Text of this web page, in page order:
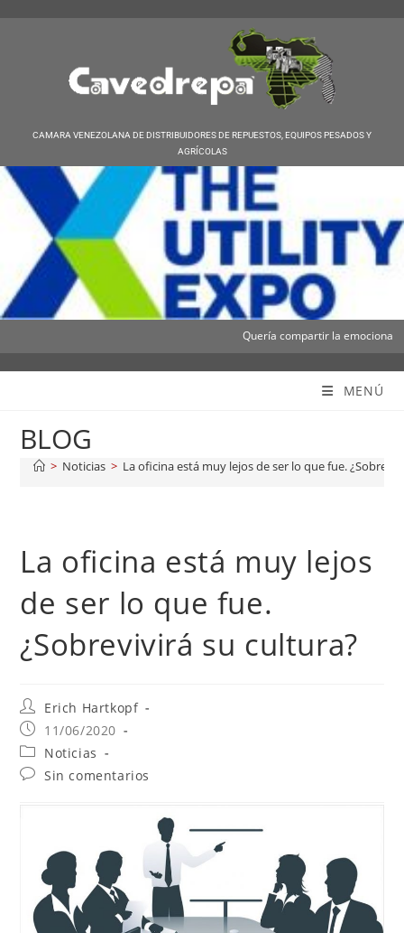
CAMARA VENEZOLANA DE DISTRIBUIDORES DE REPUESTOS, EQUIPOS PESADOS Y
AGRÍCOLAS
Quería compartir la emocionante
MENÚ
BLOG
> Noticias > La oficina está muy lejos de ser lo que fue.
La oficina está muy lejos
de ser lo que fue.
¿Sobrevivirá su cultura?
Erich Hartkopf
11/06/2020
Noticias
Sin comentarios